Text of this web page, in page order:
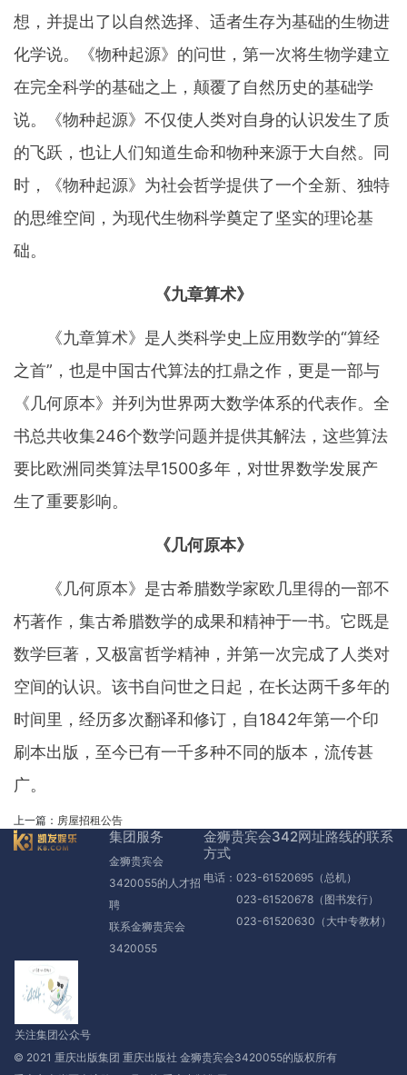
想，并提出了以自然选择、适者生存为基础的生物进
化学说。《物种起源》的问世，第一次将生物学建立
在完全科学的基础之上，颠覆了自然历史的基础学
说。《物种起源》不仅使人类对自身的认识发生了质
的飞跃，也让人们知道生命和物种来源于大自然。同
时，《物种起源》为社会哲学提供了一个全新、独特
的思维空间，为现代生物科学奠定了坚实的理论基
础。
《九章算术》
《九章算术》是人类科学史上应用数学的“算经
之首”，也是中国古代算法的扛鼎之作，更是一部与
《几何原本》并列为世界两大数学体系的代表作。全
书总共收集246个数学问题并提供其解法，这些算法
要比欧洲同类算法早1500多年，对世界数学发展产
生了重要影响。
《几何原本》
《几何原本》是古希腊数学家欧几里得的一部不
朽著作，集古希腊数学的成果和精神于一书。它既是
数学巨著，又极富哲学精神，并第一次完成了人类对
空间的认识。该书自问世之日起，在长达两千多年的
时间里，经历多次翻译和修订，自1842年第一个印
刷本出版，至今已有一千多种不同的版本，流传甚
广。
上一篇： 房屋招租公告
集团服务
金狮贵宾会
3420055的人才招
聘
联系金狮贵宾会
3420055
金狮贵宾会342网址路线的联系
方式
电话：023-61520695（总机）
023-61520678（图书发行）
023-61520630（大中专教材）
关注集团公众号
© 2021 重庆出版集团 重庆出版社 金狮贵宾会3420055的版权所有